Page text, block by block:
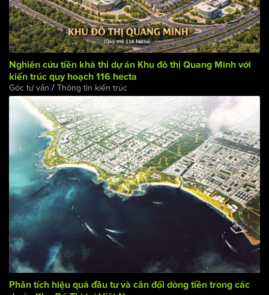
Nghiên cứu tiền khả thi dự án Khu đô thị Quang Minh với
kiến trúc quy hoạch 116 hecta
Góc tư vấn /Thông tin kiến trúc